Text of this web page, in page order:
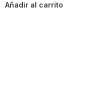
Añadir al carrito